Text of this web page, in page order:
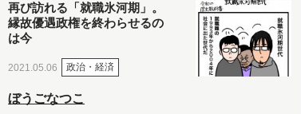
再び訪れる「就職氷河期」。
縁故優遇政権を終わらせるの
は今
2021.05.06 政治・経済
ぼうごなつこ